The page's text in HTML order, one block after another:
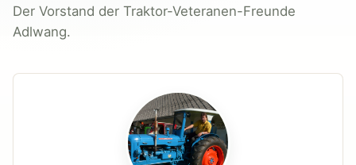
Der Vorstand der Traktor-Veteranen-Freunde
Adlwang.